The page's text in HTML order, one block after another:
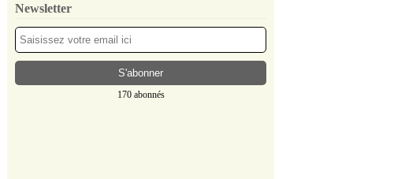
Newsletter
170 abonnés